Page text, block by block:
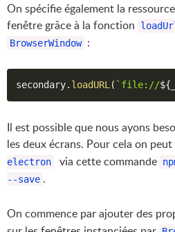
On spécifie également la
fenêtre grâce à la fonction
BrowserWindow :
secondary. loadURL( `file://${
Il est possible que nous ayons
les deux écrans. Pour cela on
electron
via cette commande
--save .
On commence par ajouter des